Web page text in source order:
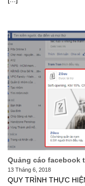
Quảng cáo facebook
13 Tháng 6, 2018
QUY TRÌNH THỰC